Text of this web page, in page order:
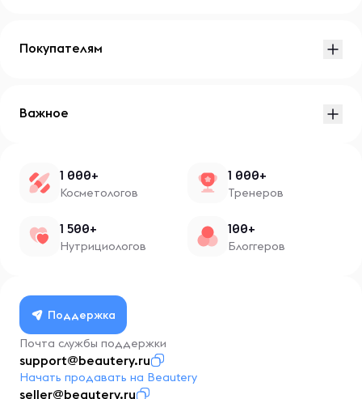
Покупателям
Важное
1 000+
Косметологов
1 000+
Тренеров
1 500+
Нутрициологов
100+
Блоггеров
Поддержка
Почта службы поддержки
support@beautery.ru
Начать продавать на Beautery
seller@beautery.ru